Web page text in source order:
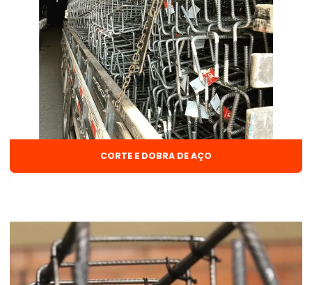
Corte e dobra de aço na obra
Corte e dobra de aço preço
Corte e dobra de ferragens
Corte e dobra de vergalhão
Custo galpão estrutura metálica
Disco de desbaste para ferro
Distribuidor de arame de solda mig
Distribuidor de arames e pregos
CORTE E DOBRA DE AÇO